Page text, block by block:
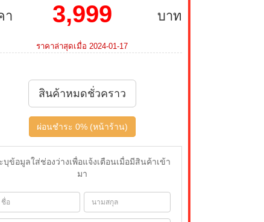
า บาท
3,999
ราคาล่าสุดเมื่อ 2024-01-17
สินค้าหมดชั่วคราว
ผ่อนชำระ 0% (หน้าร้าน)
บุข้อมูลใส่ช่องว่างเพื่อแจ้งเตือนเมื่อมีสินค้าเข้า
มา